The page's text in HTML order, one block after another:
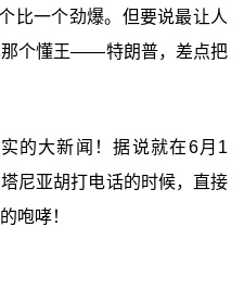
比一个劲爆。但要说最让人
那个懂王——特朗普，差点把
的大新闻！据说就在6月1
尼亚胡打电话的时候，直接
咆哮！